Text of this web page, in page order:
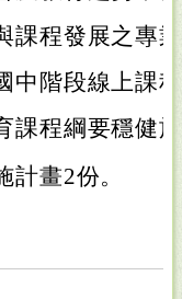
課程發展之專
中階段線上課
課程綱要穩健
畫2份。